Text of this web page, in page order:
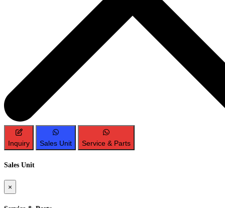
Inquiry Sales Unit Service & Parts
Sales Unit
×